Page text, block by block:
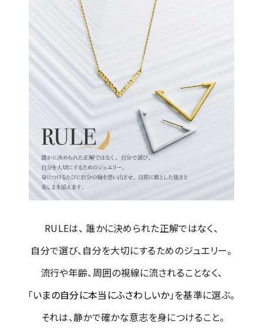
RULEは、 誰かに決められた正解ではなく、
自分で選び、自分を大切にするためのジュエリー。
流行や年齢、周囲の視線に流されることなく、
「いまの自分に本当にふさわしいか」を基準に選ぶ。
それは、静かで確かな意志を身につけること。